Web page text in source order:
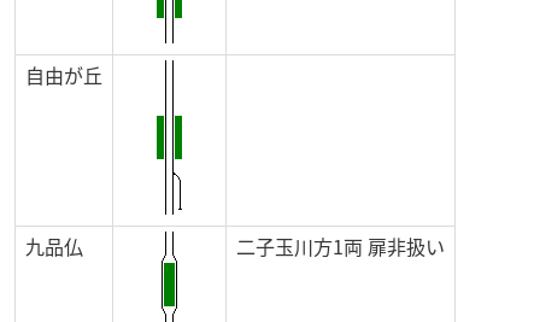
自由が丘
九品仏 二子玉川方1両 扉非扱い